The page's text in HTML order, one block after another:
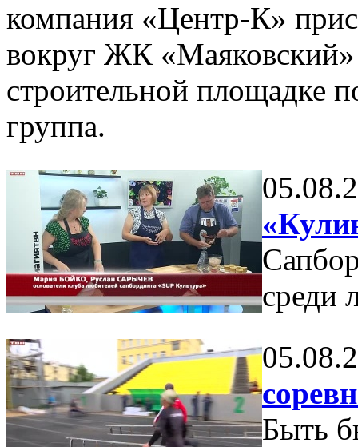
компания «Центр-К»
вокруг ЖК
строительной площадке
группа.
среди
Быть